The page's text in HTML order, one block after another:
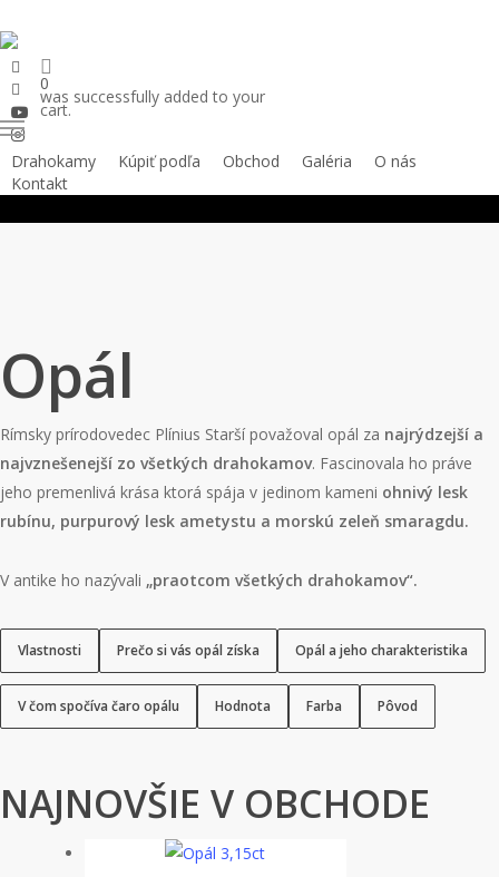
to
main
content
facebook
pinterest
youtube
instagram
0
was successfully added to your
cart.
Menu
Drahokamy
Kúpiť podľa Obchod Galéria
O nás
Kontakt
Opál
Rímsky prírodovedec Plínius Starší považoval opál za najrýdzejší a
najvznešenejší zo všetkých drahokamov. Fascinovala ho práve
jeho premenlivá krása ktorá spája v jedinom kameni ohnivý lesk
rubínu, purpurový lesk ametystu a morskú zeleň smaragdu.
V antike ho nazývali „praotcom všetkých drahokamov“.
Vlastnosti Prečo si vás opál získa Opál a jeho charakteristika
V čom spočíva čaro opálu Hodnota Farba Pôvod
NAJNOVŠIE V OBCHODE